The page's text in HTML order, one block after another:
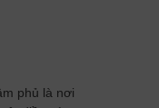
phủ là nơi